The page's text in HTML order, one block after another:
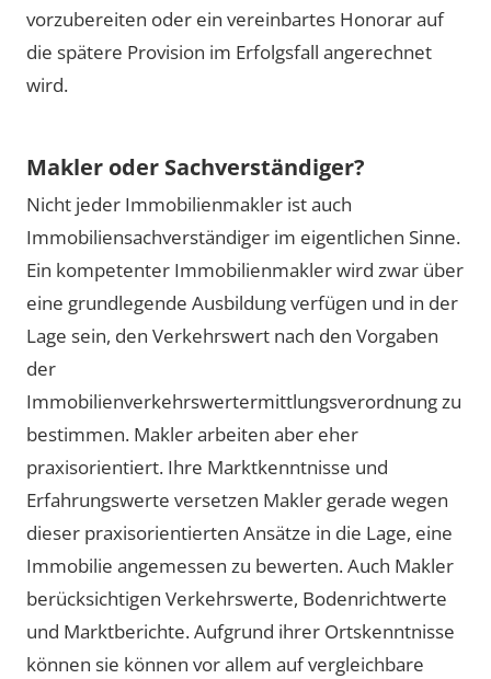
vorzubereiten oder ein vereinbartes Honorar auf
die spätere Provision im Erfolgsfall angerechnet
wird.
Makler oder Sachverständiger?
Nicht jeder Immobilienmakler ist auch
Immobiliensachverständiger im eigentlichen Sinne.
Ein kompetenter Immobilienmakler wird zwar über
eine grundlegende Ausbildung verfügen und in der
Lage sein, den Verkehrswert nach den Vorgaben
der
Immobilienverkehrswertermittlungsverordnung zu
bestimmen. Makler arbeiten aber eher
praxisorientiert. Ihre Marktkenntnisse und
Erfahrungswerte versetzen Makler gerade wegen
dieser praxisorientierten Ansätze in die Lage, eine
Immobilie angemessen zu bewerten. Auch Makler
berücksichtigen Verkehrswerte, Bodenrichtwerte
und Marktberichte. Aufgrund ihrer Ortskenntnisse
können sie können vor allem auf vergleichbare